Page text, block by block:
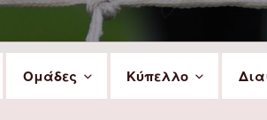
Ομάδες Κύπελλο